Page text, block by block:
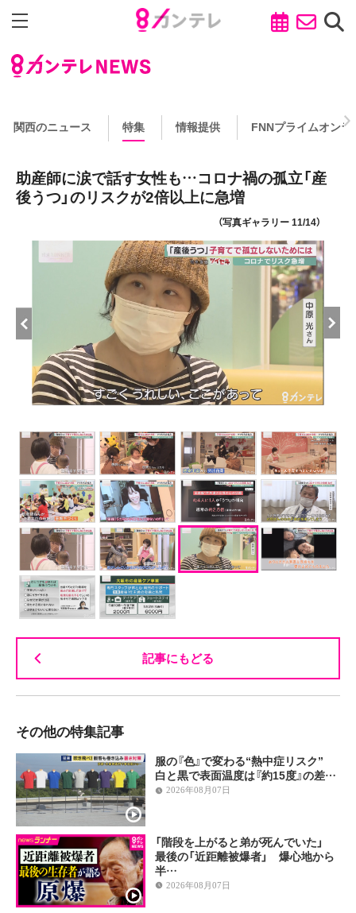
関西のニュース 特集 情報提供 FNNプライムオンラ
助産師に涙で話す女性も…コロナ禍の孤立「産
後うつ」のリスクが2倍以上に急増
（写真ギャラリー 11/14）
記事にもどる
その他の特集記事
服の『色』で変わる“熱中症リスク”
白と黒で表面温度は『約15度』の差…
2026年08月07日
「階段を上がると弟が死んでいた」
最後の「近距離被爆者」 爆心地から
半…
2026年08月07日